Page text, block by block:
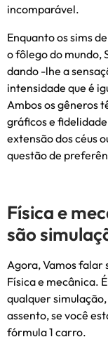
incomparável.
Enquanto os sims
o fôlego do mundo,
dando -lhe a
intensidade que é
Ambos os gêneros
gráficos e
extensão dos céus
questão de
Física e
são
Agora, Vamos falar
Física e mecânica.
qualquer
assento, se você
fórmula 1 carro.